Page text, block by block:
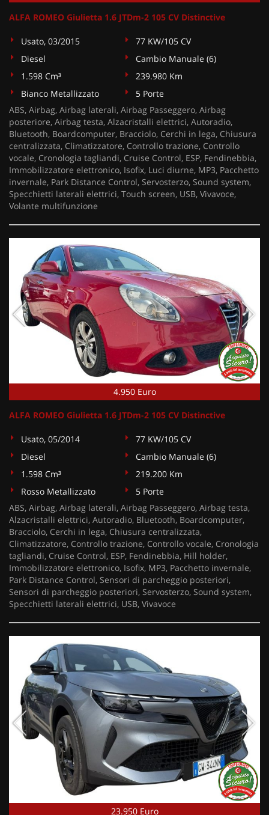
ALFA ROMEO Giulietta 1.6 JTDm-2 105 CV Distinctive
Usato, 03/2015
77 KW/105 CV
Diesel
Cambio Manuale (6)
1.598 Cm³
239.980 Km
Bianco Metallizzato
5 Porte
ABS, Airbag, Airbag laterali, Airbag Passeggero, Airbag
posteriore, Airbag testa, Alzacristalli elettrici, Autoradio,
Bluetooth, Boardcomputer, Bracciolo, Cerchi in lega, Chiusura
centralizzata, Climatizzatore, Controllo trazione, Controllo
vocale, Cronologia tagliandi, Cruise Control, ESP, Fendinebbia,
Immobilizzatore elettronico, Isofix, Luci diurne, MP3, Pacchetto
invernale, Park Distance Control, Servosterzo, Sound system,
Specchietti laterali elettrici, Touch screen, USB, Vivavoce,
Volante multifunzione
4.950 Euro
ALFA ROMEO Giulietta 1.6 JTDm-2 105 CV Distinctive
Usato, 05/2014
77 KW/105 CV
Diesel
Cambio Manuale (6)
1.598 Cm³
219.200 Km
Rosso Metallizzato
5 Porte
ABS, Airbag, Airbag laterali, Airbag Passeggero, Airbag testa,
Alzacristalli elettrici, Autoradio, Bluetooth, Boardcomputer,
Bracciolo, Cerchi in lega, Chiusura centralizzata,
Climatizzatore, Controllo trazione, Controllo vocale, Cronologia
tagliandi, Cruise Control, ESP, Fendinebbia, Hill holder,
Immobilizzatore elettronico, Isofix, MP3, Pacchetto invernale,
Park Distance Control, Sensori di parcheggio posteriori,
Sensori di parcheggio posteriori, Servosterzo, Sound system,
Specchietti laterali elettrici, USB, Vivavoce
23.950 Euro